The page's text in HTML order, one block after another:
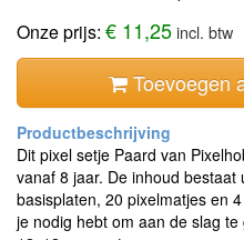
Onze prijs: € 11,25incl. btw
Toevoegen
Dit pixel setje Paard van
vanaf 8 jaar. De inhoud bestaat
basisplaten, 20 pixelmatjes en
je nodig hebt om aan de slag